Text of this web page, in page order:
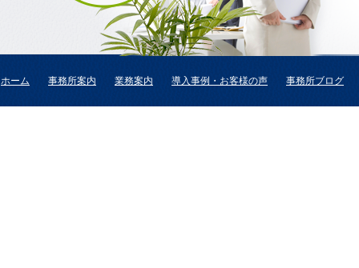
ホーム 事務所案内 業務案内 導入事例・お客様の声 事務所ブログ